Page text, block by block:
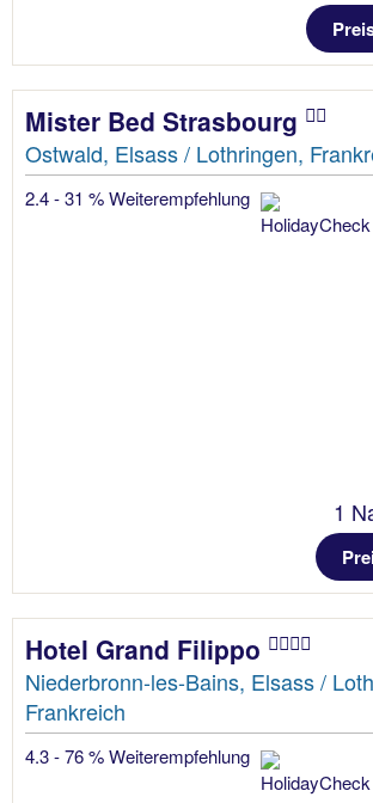
Mister Bed Strasbourg
Ostwald, Elsass / Lothringen,
2.4 - 31 % Weiterempfehlung
1
Hotel Grand Filippo
Niederbronn-les-Bains, Elsass /
Frankreich
4.3 - 76 % Weiterempfehlung